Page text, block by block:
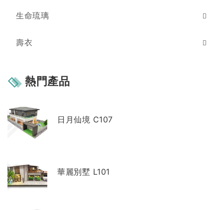
生命琉璃
壽衣
熱門產品
日月仙境 C107
華麗別墅 L101